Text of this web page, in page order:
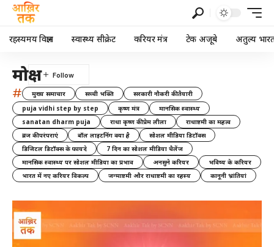
रहस्यमय विज्ञान स्वास्थ्य सीक्रेट करियर मंत्र टेक अजूबे अतुल्य
मोक्ष
# मुख्य समाचार सच्ची भक्ति
सरकारी नौकरी की तैयारी
puja vidhi step by step
कृष्ण मंत्र
मानसिक स्वास्थ्य
sanatan dharm puja
राधा कृष्ण की प्रेम लीला
राधाष्टमी का महत्व
ब्रज की परंपराएं
बॉल लाइटनिंग क्या है
सोशल मीडिया डिटॉक्स
डिजिटल डिटॉक्स के फायदे
7 दिन का सोशल मीडिया चैलेंज
मानसिक स्वास्थ्य पर सोशल मीडिया का प्रभाव
अनसुने करियर
भविष्य के करियर
भारत में नए करियर विकल्प
जन्माष्टमी और राधाष्टमी का रहस्य कानूनी भ्रांतियां